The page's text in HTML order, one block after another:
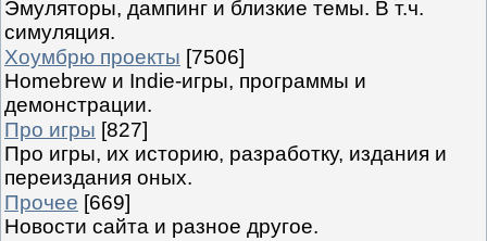
Эмуляторы, дампинг и близкие темы. В т.ч.
симуляция.
Хоумбрю проекты [7506]
Homebrew и Indie-игры, программы и
демонстрации.
Про игры [827]
Про игры, их историю, разработку, издания и
переиздания оных.
Прочее [669]
Новости сайта и разное другое.